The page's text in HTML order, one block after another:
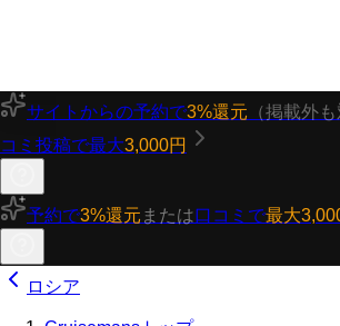
サイトからの予約で3%還元 （掲載外も
コミ投稿で最大3,000円
予約で3%還元 または口コミで最大
ロシア